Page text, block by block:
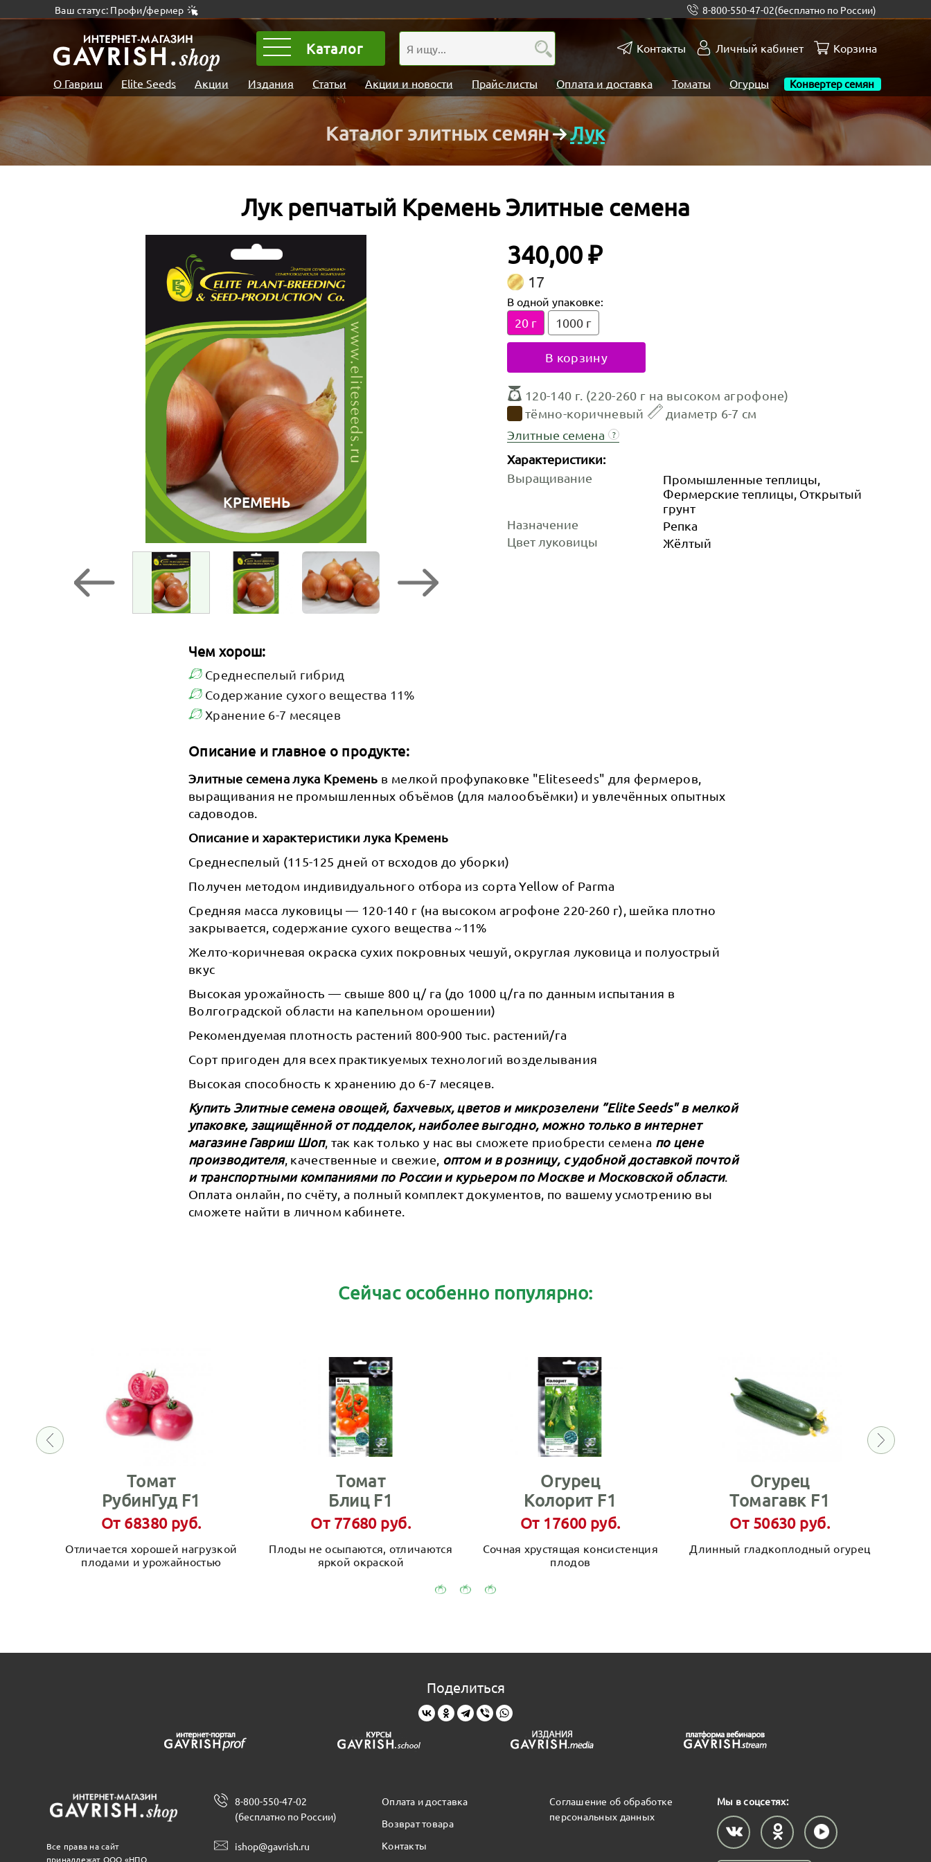
Ваш статус: Профи/фермер 8-800-550-47-02(бесплатно по России)
Каталог Контакты Личный кабинет Корзина
О Гавриш Elite Seeds Акции Издания Статьи Акции и новости Прайс-листы Оплата и доставка Томаты Огурцы Конвертер семян
Каталог элитных семян Лук
Лук репчатый Кремень Элитные семена
КРЕМЕНЬ
340,00 ₽
17
В одной упаковке:
20 г 1000 г
В корзину
120-140 г. (220-260 г на высоком агрофоне)
тёмно-коричневый
диаметр 6-7 см
Элитные семена
?
Характеристики:
Выращивание
Промышленные теплицы,
Фермерские теплицы, Открытый
грунт
Назначение
Репка
Цвет луковицы
Жёлтый
Чем хорош:
Среднеспелый гибрид
Содержание сухого вещества 11%
Хранение 6-7 месяцев
Описание и главное о продукте:
Элитные семена лука Кремень в мелкой профупаковке "Eliteseeds" для фермеров,
выращивания не промышленных объёмов (для малообъёмки) и увлечённых опытных
садоводов.
Описание и характеристики лука Кремень
Среднеспелый (115-125 дней от всходов до уборки)
Получен методом индивидуального отбора из сорта Yellow of Parma
Средняя масса луковицы — 120-140 г (на высоком агрофоне 220-260 г), шейка плотно
закрывается, содержание сухого вещества ~11%
Желто-коричневая окраска сухих покровных чешуй, округлая луковица и полуострый
вкус
Высокая урожайность — свыше 800 ц/ га (до 1000 ц/га по данным испытания в
Волгоградской области на капельном орошении)
Рекомендуемая плотность растений 800-900 тыс. растений/га
Сорт пригоден для всех практикуемых технологий возделывания
Высокая способность к хранению до 6-7 месяцев.
Купить Элитные семена овощей, бахчевых, цветов и микрозелени ”Elite Seeds" в мелкой
упаковке, защищённой от подделок, наиболее выгодно, можно только в интернет
магазине Гавриш Шоп, так как только у нас вы сможете приобрести семена по цене
производителя, качественные и свежие, оптом и в розницу, с удобной доставкой почтой
и транспортными компаниями по России и курьером по Москве и Московской области.
Оплата онлайн, по счёту, а полный комплект документов, по вашему усмотрению вы
сможете найти в личном кабинете.
Сейчас особенно популярно:
Томат
РубинГуд F1
От 68380 руб.
Отличается хорошей нагрузкой
плодами и урожайностью
Томат
Блиц F1
От 77680 руб.
Плоды не осыпаются, отличаются
яркой окраской
Огурец
Колорит F1
От 17600 руб.
Сочная хрустящая консистенция
плодов
Огурец
Томагавк F1
От 50630 руб.
Длинный гладкоплодный огурец
Поделиться
Все права на сайт
принадлежат ООО «НПО
8-800-550-47-02
(бесплатно по России)
ishop@gavrish.ru
Оплата и доставка
Возврат товара
Контакты
Соглашение об обработке
персональных данных
Мы в соцсетях: